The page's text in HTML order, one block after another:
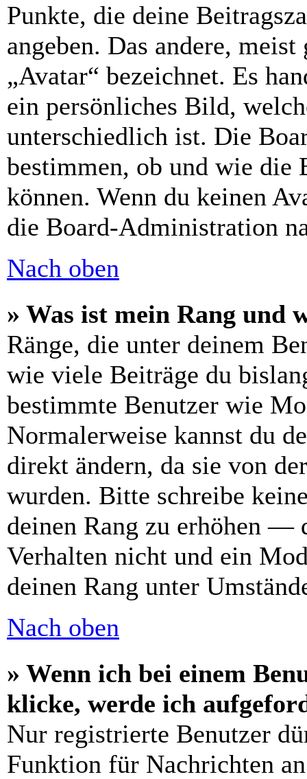
Punkte, die deine
angeben. Das andere,
„Avatar“ bezeichnet. Es
ein persönliches Bild,
unterschiedlich ist. Die
bestimmen, ob und wie die
können. Wenn du keinen
die Board-Administration
Nach oben
» Was ist mein Rang und
Ränge, die unter deinem
wie viele Beiträge du
bestimmte Benutzer wie
Normalerweise kannst du
direkt ändern, da sie von
wurden. Bitte schreibe
deinen Rang zu erhöhen —
Verhalten nicht und ein
deinen Rang unter
Nach oben
» Wenn ich bei einem
klicke, werde ich
Nur registrierte Benutzer
Funktion für Nachrichten